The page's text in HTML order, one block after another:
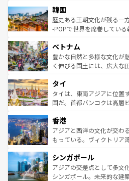
ワイを、存分に味わってほしい。 なお、新着のハ
はコンテンツ一覧を参照し
いる。アクティビティも充
ビング、ハイキングなど、
い。オーストラリアの多彩
参照してほしい。
ン）、静ひつな山岳地帯で
と山間の静けさが共存して
驚きをもたらしてくれる。
容にもいいと評判のスイー
が味わえる。 なお、
照してほしい。
韓国
歴史ある王朝文化が残る一
-POPで世界を席巻してい
き、地方に足を延ばせば四
できる。そして、キムチや
まで、さまざまな韓国料理
リティに包まれながら、韓
わってみて
覧を参照してほしい。
ベトナム
豊かな自然と多様な文化が
く伸びる国土には、広大な
急速な発展と共に伝統が息
ーチミン市のフランス統治
醸し出している。また、バ
とつ。フォーやバインミー
ひ現地で味わいたい。どの
が旅行者を迎えてくれるの
参照してほしい。
タイ
タイは、東南アジアに位置
国だ。首都バンコクは高層
の活気が交差している。北
帯で自然と触れ合い、南部
いビーチでリゾート気分を
激する。気候は一年中温暖
が待っている。親しみやす
た文化、そして多様な観光
香港
アジアと西洋の文化が交わ
もっている。ヴィクトリア
み、どこを訪れても感動す
ており、効率よく見どころ
うな絶景から文化的な体験
シンガポール
アジアの交差点として多文
シンガポール。未来的な建